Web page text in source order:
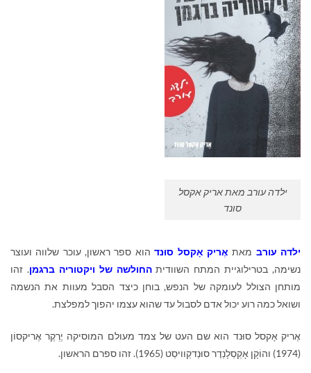
ילדה עורב מאת אריק אקסל
סונד
ילדה עורב מאת אֶריק אָקסל סוּנדהוא ספר ראשון, עוכר שלווה ועוצר
נשימה, בטרילוגיית המתח השוודיתהחולשה של ויקטוריה ברגמן. זהו
מותחן הצולל לעומקה של הנפש, בוחן כיצד הסבל מעוות את הנשמה
ושואל כמה רוע יכול אדם לסבול עד שהוא עצמו יהפוך למפלצת.
אֶריק אָקסל סוּנד הוא שם העט של צמד מעולם המוסיקה יֶרְקֶר אֶריקסוֹן
(1974) והוֹקָן אָקְסְלָנְדֶר סוּנְדקְוויסְט (1965). זהו ספרם הראשון.